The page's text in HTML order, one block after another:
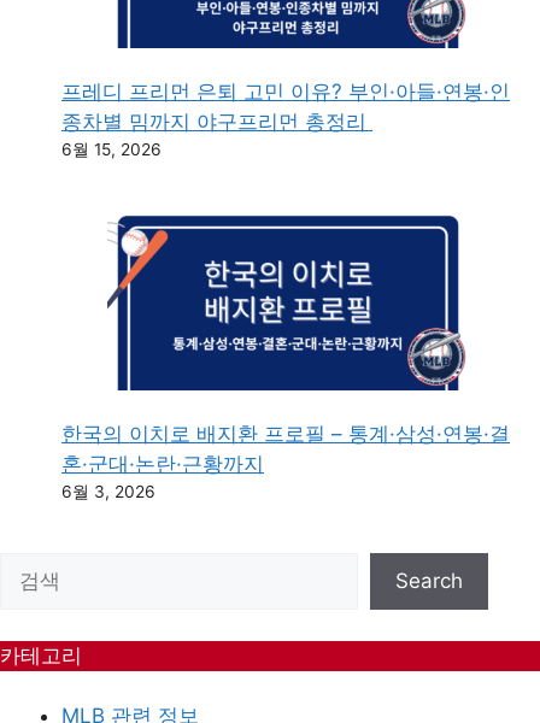
프레디 프리먼 은퇴 고민 이유? 부인·아들·연봉·인
종차별 밈까지 야구프리먼 총정리
6월 15, 2026
한국의 이치로 배지환 프로필 – 통계·삼성·연봉·결
혼·군대·논란·근황까지
6월 3, 2026
검색
Search
카테고리
MLB 관련 정보